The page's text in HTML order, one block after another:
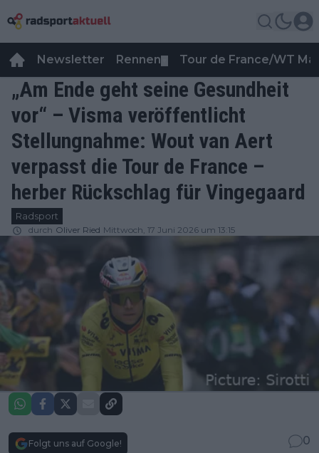
Newsletter Rennen Tour de France/WT
„Am Ende geht seine Gesundheit
vor“ – Visma veröffentlicht
Stellungnahme: Wout van Aert
verpasst die Tour de France –
herber Rückschlag für Vingegaard
Radsport
durch Oliver Ried Mittwoch, 17 Juni 2026 um 13:15
Folgt uns auf Google!
0